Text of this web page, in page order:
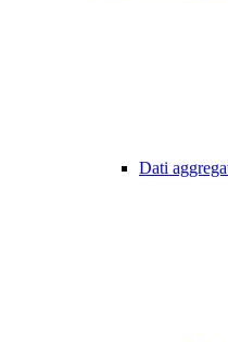
Dati